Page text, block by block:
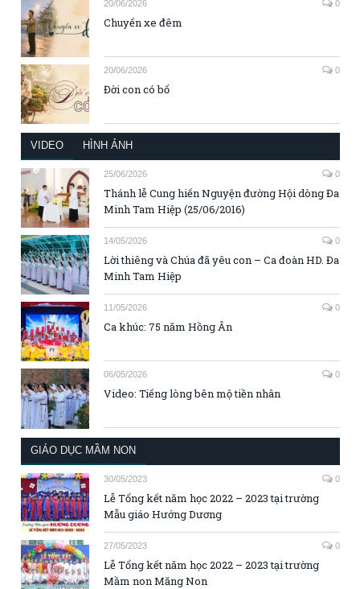
20/06/2026 0
Chuyến xe đêm
20/06/2026 0
Đời con có bố
VIDEO HÌNH ẢNH
25/06/2026 0
Thánh lễ Cung hiến Nguyện đường Hội dòng Đa
Minh Tam Hiệp (25/06/2016)
14/05/2026 0
Lời thiêng và Chúa đã yêu con – Ca đoàn HD. Đa
Minh Tam Hiệp
11/05/2026 0
Ca khúc: 75 năm Hồng Ân
06/05/2026 0
Video: Tiếng lòng bên mộ tiền nhân
GIÁO DỤC MẦM NON
30/05/2023 0
Lễ Tổng kết năm học 2022 – 2023 tại trường
Mẫu giáo Hướng Dương
27/05/2023 0
Lễ Tổng kết năm học 2022 – 2023 tại trường
Mầm non Măng Non